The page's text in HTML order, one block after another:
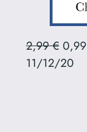
2,99 €0,99
11/12/20